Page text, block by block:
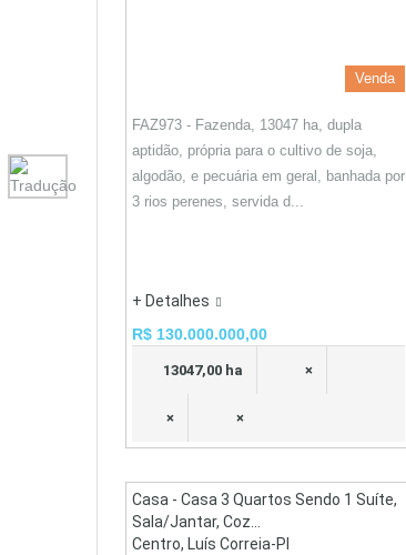
Venda
FAZ973 - Fazenda, 13047 ha, dupla
aptidão, própria para o cultivo de soja,
algodão, e pecuária em geral, banhada por
3 rios perenes, servida d...
+ Detalhes
R$ 130.000.000,00
13047,00 ha ×
× ×
Casa - Casa 3 Quartos Sendo 1 Suíte,
Sala/jantar, Coz...
Centro, Luís Correia-PI